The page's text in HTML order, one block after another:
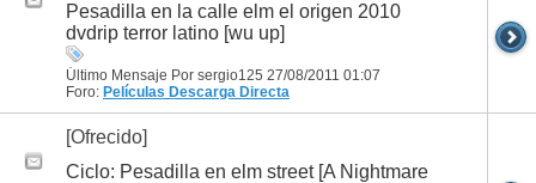
Pesadilla en la calle elm el origen 2010
dvdrip terror latino [wu up]
Último Mensaje Por sergio125 27/08/2011 01:07
Foro: Películas Descarga Directa
[Ofrecido]
Ciclo: Pesadilla en elm street [A Nightmare